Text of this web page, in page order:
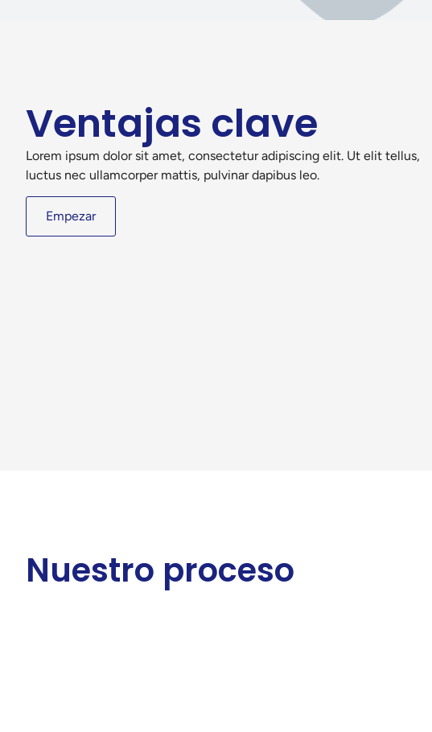
Ventajas clave
Lorem ipsum dolor sit amet, consectetur adipiscing elit. Ut elit tellus,
luctus nec ullamcorper mattis, pulvinar dapibus leo.
Empezar
Nuestro proceso